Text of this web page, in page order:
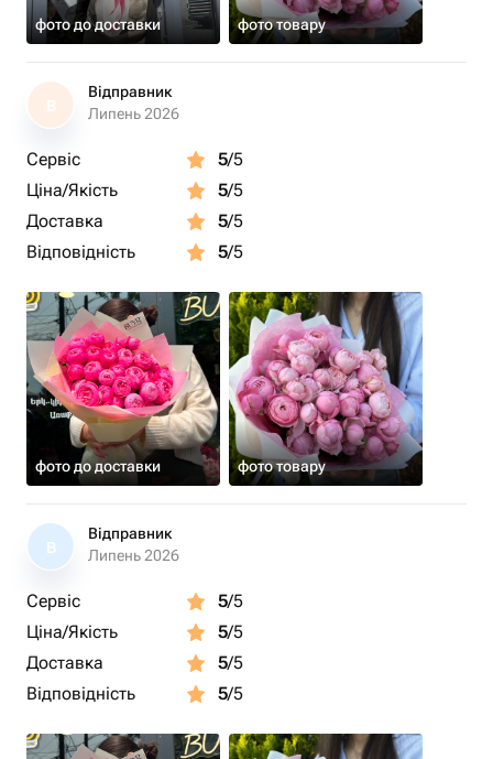
фото до доставки фото товару
В
Відправник
Липень 2026
Сервіс 5/5
Ціна/Якість
5/5
Доставка
5/5
Відповідність
5/5
фото до доставки фото товару
В
Відправник
Липень 2026
Сервіс 5/5
Ціна/Якість
5/5
Доставка
5/5
Відповідність
5/5